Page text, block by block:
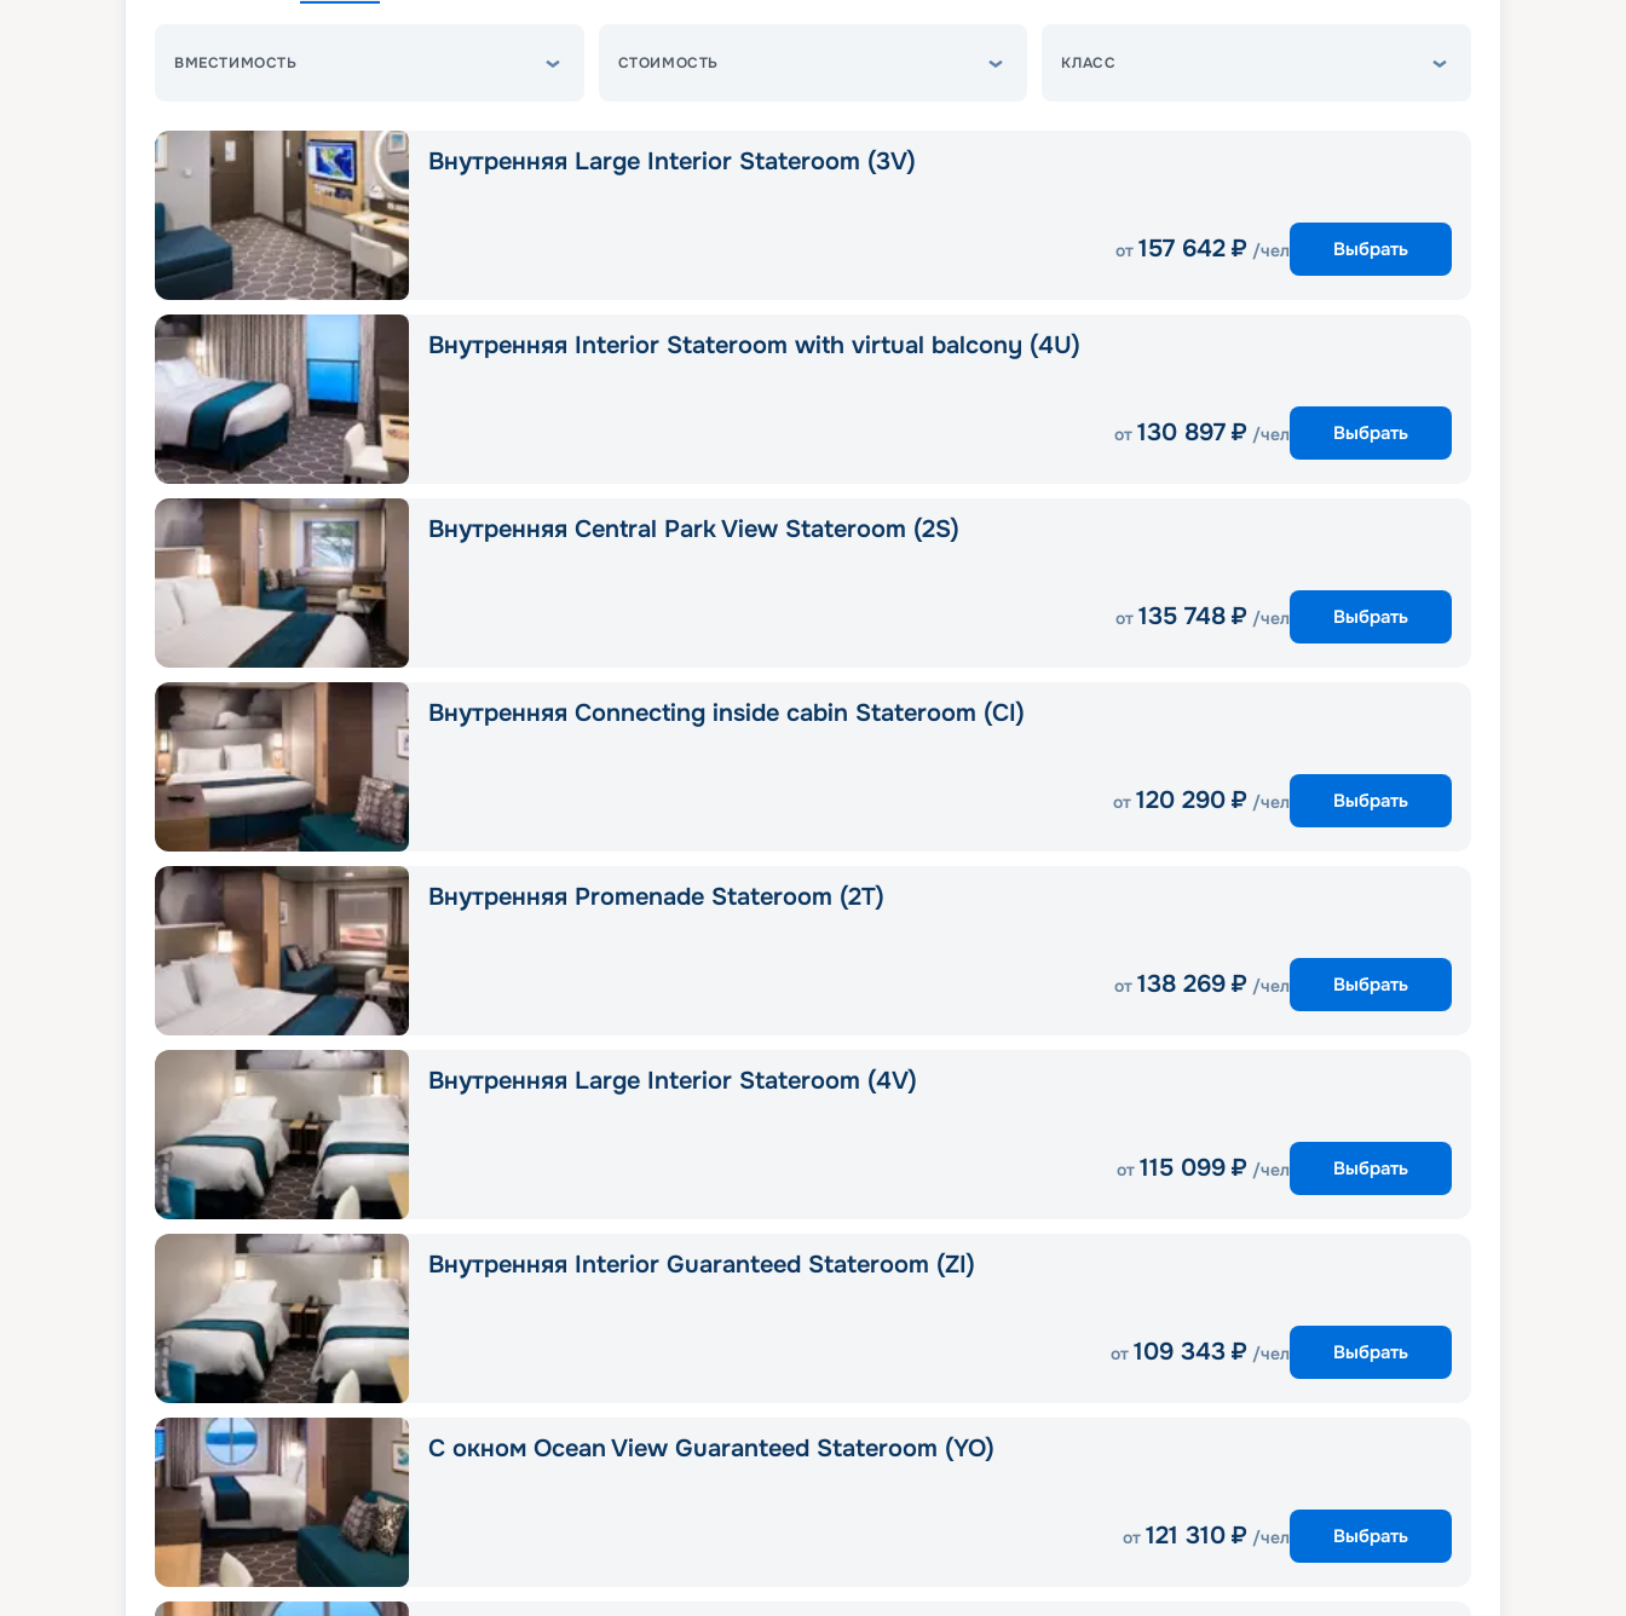
ВМЕСТИМОСТЬ СТОИМОСТЬ КЛАСС
Внутренняя Large Interior Stateroom (3V)
от 157 642 ₽ /чел Выбрать
Внутренняя Interior Stateroom with virtual balcony (4U)
от 130 897 ₽ /чел Выбрать
Внутренняя Central Park View Stateroom (2S)
от 135 748 ₽ /чел Выбрать
Внутренняя Connecting inside cabin Stateroom (CI)
от 120 290 ₽ /чел Выбрать
Внутренняя Promenade Stateroom (2T)
от 138 269 ₽ /чел Выбрать
Внутренняя Large Interior Stateroom (4V)
от 115 099 ₽ /чел Выбрать
Внутренняя Interior Guaranteed Stateroom (ZI)
от 109 343 ₽ /чел Выбрать
С окном Ocean View Guaranteed Stateroom (YO)
от 121 310 ₽ /чел Выбрать